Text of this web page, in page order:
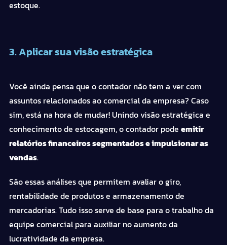
estoque.
3. Aplicar sua visão estratégica
Você ainda pensa que ocontador não tem a ver com
assuntos relacionados ao comercial da empresa? Caso
sim, está na hora de mudar! Unindo visão estratégica e
conhecimento de estocagem, ocontador pode emitir
relatórios financeiros segmentados e impulsionar as
vendas.
São essas análises que permitem avaliar o giro,
rentabilidade de produtos e armazenamento de
mercadorias. Tudo isso serve de base para o trabalho da
equipe comercial para auxiliar no aumento da
lucratividade da empresa.